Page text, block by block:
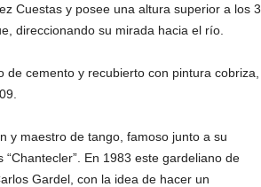
Cuestas y posee una altura superior a los 3
direccionando su mirada hacia el río.
cemento y recubierto con pintura cobriza,
y maestro de tango, famoso junto a su
En 1983 este gardeliano de
Gardel, con la idea de hacer un